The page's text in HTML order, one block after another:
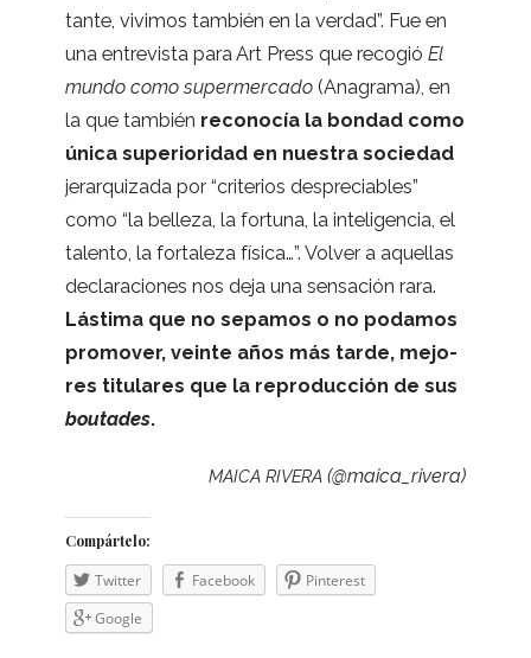
tante, vivi­mos tam­bién en la ver­dad”. Fue en
una entre­vista para Art Press que reco­gió El
mundo como super­mer­cado(Anagrama), en
la que tam­bién reco­no­cía la bon­dad como
única supe­rio­ri­dad en nues­tra socie­dad
jerar­qui­zada por “cri­te­rios des­pre­cia­bles”
como “la belleza, la for­tuna, la inte­li­gen­cia, el
talento, la for­ta­leza física…”. Vol­ver a aque­llas
decla­ra­cio­nes nos deja una sen­sa­ción rara.
Lás­tima que no sepa­mos o no poda­mos
pro­mo­ver, veinte años más tarde, mejo­
res titu­la­res que la repro­duc­ción de sus
bou­ta­des.
MAICA RIVERA (@maica_rivera)
Com­pár­telo:
Twit­ter Face­book
Pin­te­rest
Goo­gle